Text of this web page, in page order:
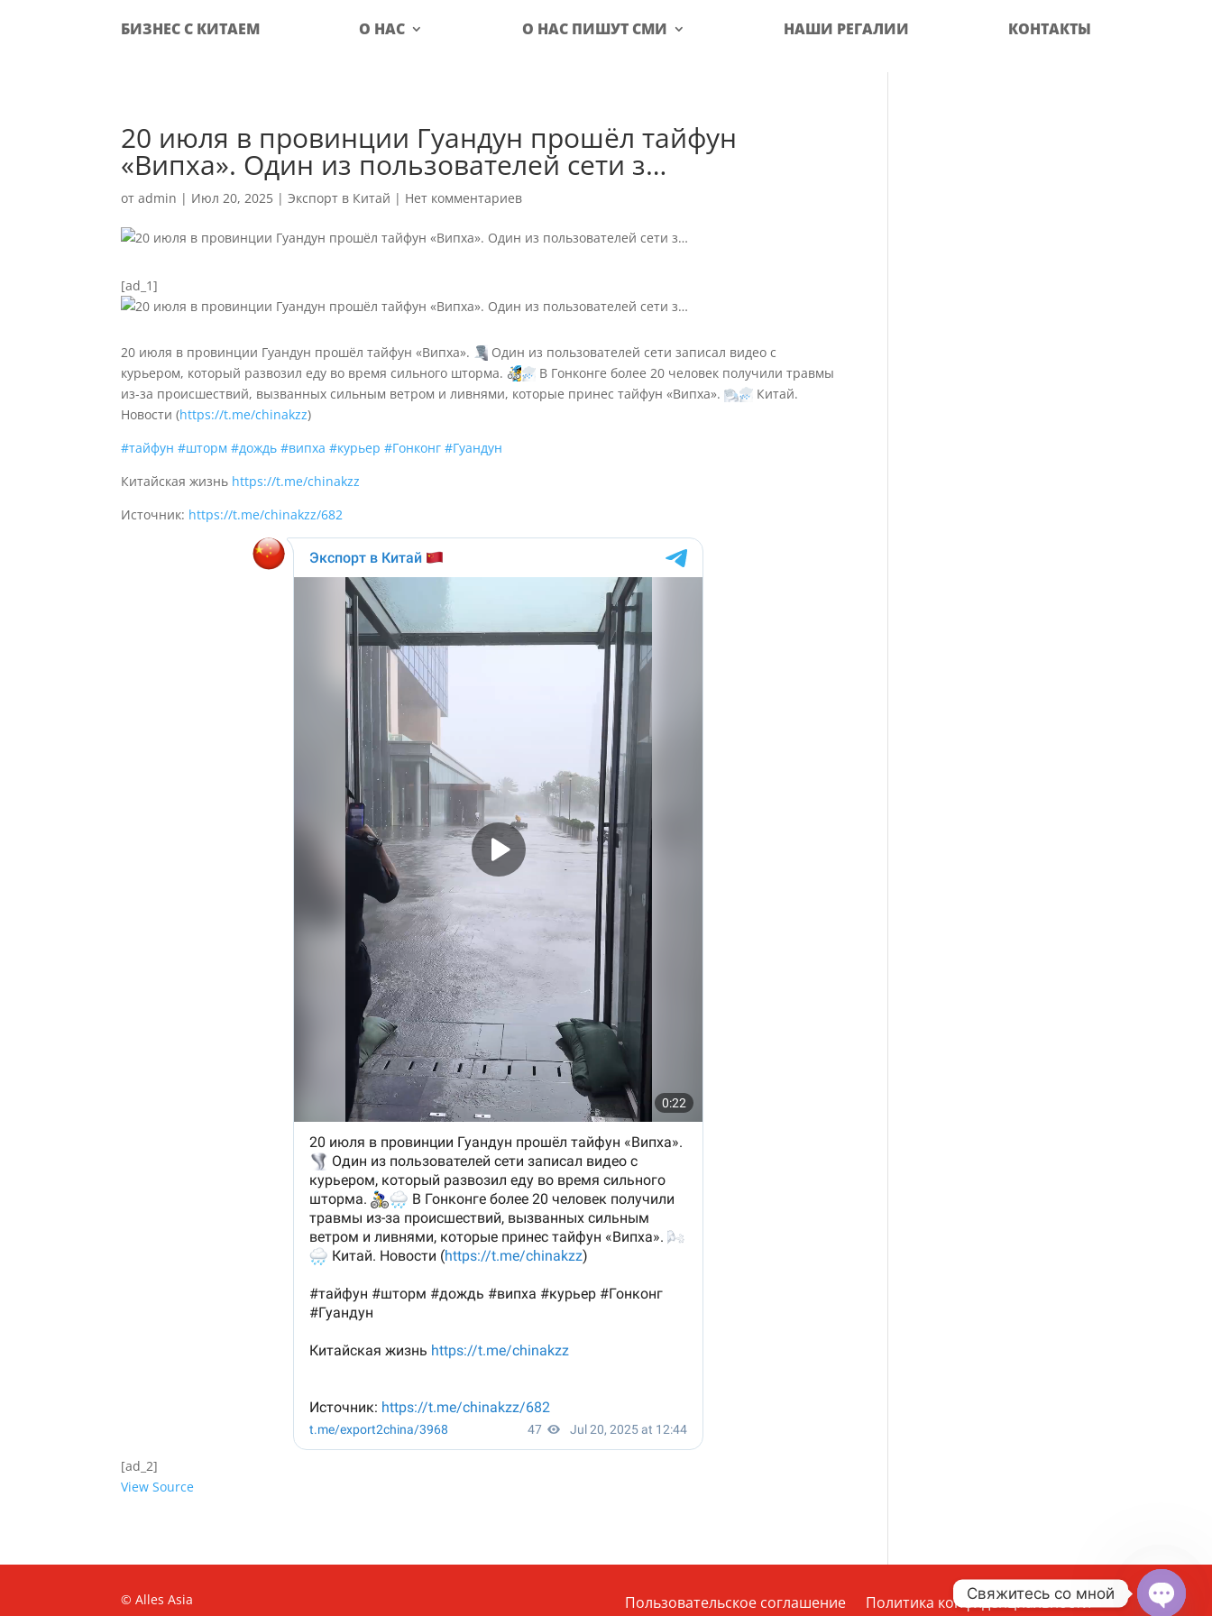
БИЗНЕС С КИТАЕМ О НАС О НАС ПИШУТ СМИ НАШИ РЕГАЛИИ КОНТАКТЫ
20 июля в провинции Гуандун прошёл тайфун
«Випха». Один из пользователей сети з…
отadmin | Июл 20, 2025 |Экспорт в Китай | Нет комментариев
[ad_1]
20 июля в провинции Гуандун прошёл тайфун «Випха».
Один из пользователей сети записал видео с
курьером, который развозил еду во время сильного шторма.
В Гонконге более 20 человек получили травмы
из-за происшествий, вызванных сильным ветром и ливнями, которые принес тайфун «Випха».
Китай.
Новости (https://t.me/chinakzz)
#тайфун #шторм #дождь #випха #курьер #Гонконг #Гуандун
Китайская жизнь https://t.me/chinakzz
Источник: https://t.me/chinakzz/682
[ad_2]
View Source
© Alles Asia Пользовательское соглашение Политика конфиденциальности
Свяжитесь со мной